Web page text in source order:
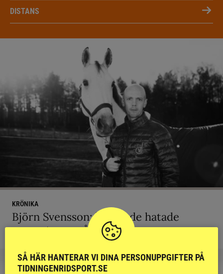
DISTANS
KRÖNIKA
Björn Svensson: ”Finns de hatade
grusrutorna på riktigt?”
SÅ HÄR HANTERAR VI DINA PERSONUPPGIFTER PÅ
TIDNINGENRIDSPORT.SE